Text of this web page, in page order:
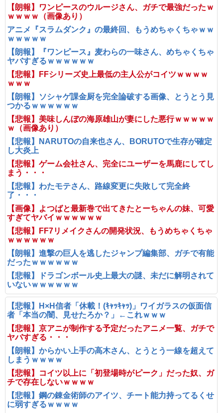
【朗報】ワンピースのウルージさん、ガチで最強だったｗ
ｗｗｗｗ（画像あり）
アニメ『スラムダンク』の最終回、もうめちゃくちゃｗｗ
ｗｗｗｗｗ
【朗報】『ワンピース』麦わらの一味さん、めちゃくちゃ
ヤバすぎるｗｗｗｗｗｗ
【悲報】FFシリーズ史上最低の主人公がコイツｗｗｗｗ
ｗｗｗ
【朗報】ソシャゲ課金厨を完全論破する画像、とうとう見
つかるｗｗｗｗｗｗ
【悲報】美味しんぼの海原雄山が妻にした悪行ｗｗｗｗｗ
ｗ（画像あり）
【悲報】NARUTOの自来也さん、BORUTOで生存が確定
し大炎上
【悲報】ゲーム会社さん、完全にユーザーを馬鹿にしてし
まう・・・
【悲報】わたモテさん、路線変更に失敗して完全終
了・・・
【画像】よつばと最新巻で出てきたとーちゃんの妹、可愛
すぎてヤバイｗｗｗｗｗｗ
【悲報】FF7リメイクさんの開発状況、もうめちゃくちゃ
ｗｗｗｗｗｗ
【朗報】進撃の巨人を逃したジャンプ編集部、ガチで有能
だったｗｗｗｗｗｗ
【悲報】ドラゴンボール史上最大の謎、未だに解明されて
いないｗｗｗｗｗｗ
【悲報】H×H信者「休載！(ｷｬｯｷｬｯ)」ワイガラスの仮面信
者「本当の闇、見せたろか？」←これｗｗｗ
【悲報】京アニが制作する予定だったアニメ一覧、ガチで
ヤバすぎる・・・
【朗報】からかい上手の高木さん、とうとう一線を超えて
しまうｗｗｗｗ
【悲報】コイツ以上に「初登場時がピーク」だった奴、ガ
チで存在しないｗｗｗｗ
【悲報】鋼の錬金術師のアイツ、チート能力持ってるくせ
に弱すぎるｗｗｗｗ